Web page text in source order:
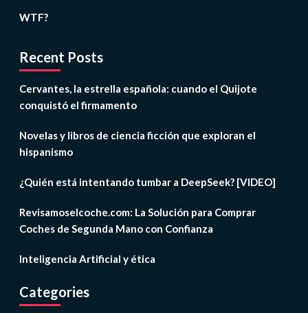
WTF?
Recent Posts
Cervantes, la estrella española: cuando el Quijote
conquistó el firmamento
Novelas y libros de ciencia ficción que exploran el
hispanismo
¿Quién está intentando tumbar a DeepSeek? [VIDEO]
Revisamoselcoche.com: La Solución para Comprar
Coches de Segunda Mano con Confianza
Inteligencia Artificial y ética
Categories